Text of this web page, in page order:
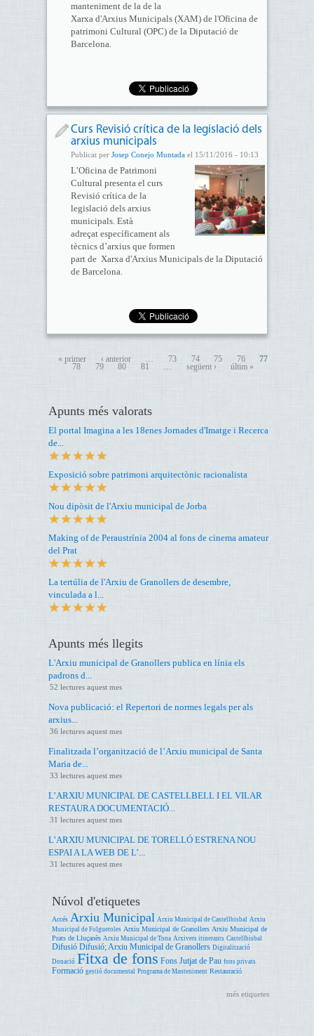
manteniment de la de la
Xarxa d'Arxius Municipals (XAM) de l'Oficina de
patrimoni Cultural (OPC) de la Diputació de
Barcelona.
Curs Revisió crítica de la legislació dels
arxius municipals
Publicat per Josep Conejo Muntadael 15/11/2016 - 10:13
L’Oficina de Patrimoni
Cultural presenta el curs
Revisió crítica de la
legislació dels arxius
municipals. Està
adreçat específicament als
tècnics d’arxius que formen
part de Xarxa d'Arxius Municipals de la Diputació
de Barcelona.
« primer ‹ anterior … 73 74 75 76
77
78
79 80 81 … següent › últim »
Apunts més valorats
El portal Imagina a les 18enes Jornades d'Imatge i Recerca
de...
Exposició sobre patrimoni arquitectònic racionalista
Nou dipòsit de l'Arxiu municipal de Jorba
Making of de Peraustrínia 2004 al fons de cinema amateur
del Prat
La tertúlia de l'Arxiu de Granollers de desembre,
vinculada a l...
Apunts més llegits
L'Arxiu municipal de Granollers publica en línia els
padrons d...
52 lectures aquest mes
Nova publicació: el Repertori de normes legals per als
arxius...
36 lectures aquest mes
Finalitzada l’organització de l’Arxiu municipal de Santa
Maria de...
33 lectures aquest mes
L’ARXIU MUNICIPAL DE CASTELLBELL I EL VILAR
RESTAURA DOCUMENTACIÓ...
31 lectures aquest mes
L’ARXIU MUNICIPAL DE TORELLÓ ESTRENA NOU
ESPAI A LA WEB DE L’...
31 lectures aquest mes
Núvol d'etiquetes
Accés Arxiu Municipal Arxiu Municipal de Castellbisbal Arxiu
Municipal de Folgueroles Arxiu Municipal de Granollers Arxiu Municipal de
Prats de Lluçanès Arxiu Municipal de Tona Arxivers itinerants Castellbisbal
Difusió Difusió; Arxiu Municipal de Granollers Digitalització
Donació Fitxa de fons Fons Jutjat de Pau fons privats
Formació gestió documental Programa de Manteniment Restauració
més etiquetes